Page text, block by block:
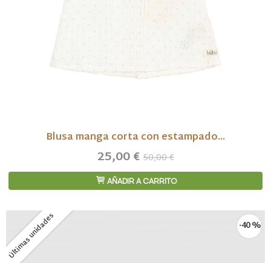
Blusa manga corta con estampado...
25,00 €50,00 €
AÑADIR A CARRITO
Últimas unidades -40 %